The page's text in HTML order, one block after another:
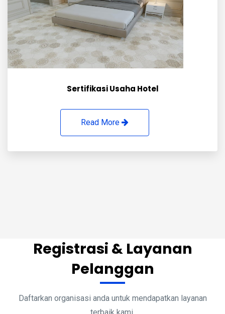
Sertifikasi Usaha Hotel
Read More
Registrasi & Layanan
Pelanggan
Daftarkan organisasi anda untuk mendapatkan layanan